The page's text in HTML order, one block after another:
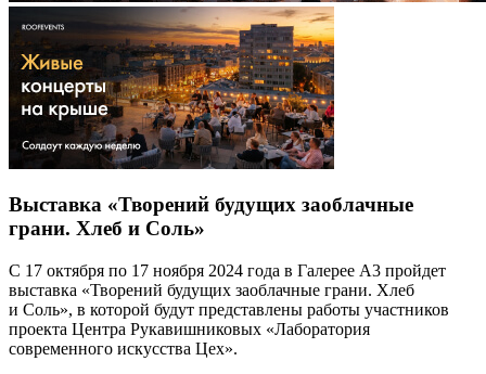
Выставка «Творений будущих заоблачные
грани. Хлеб и Соль»
С 17 октября по 17 ноября 2024 года в Галерее А3 пройдет
выставка «Творений будущих заоблачные грани. Хлеб
и Соль», в которой будут представлены работы участников
проекта Центра Рукавишниковых «Лаборатория
современного искусства Цех».